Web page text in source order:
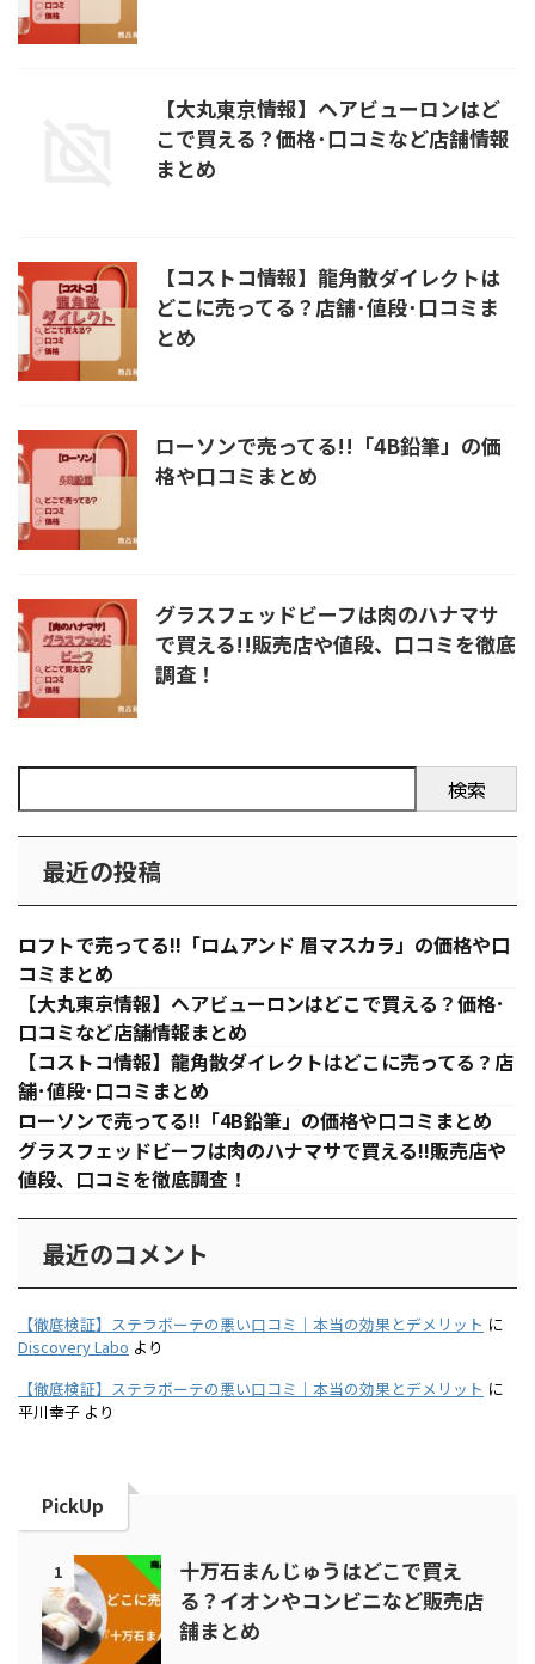
【大丸東京情報】ヘアビューロンはど
こで買える？価格･口コミなど店舗情報
まとめ
【コストコ情報】龍角散ダイレクトは
どこに売ってる？店舗･値段･口コミま
とめ
ローソンで売ってる!!「4B鉛筆」の価
格や口コミまとめ
グラスフェッドビーフは肉のハナマサ
で買える!!販売店や値段、口コミを徹底
調査！
検索
最近の投稿
ロフトで売ってる!!「ロムアンド 眉マスカラ」の価格や口
コミまとめ
【大丸東京情報】ヘアビューロンはどこで買える？価格･
口コミなど店舗情報まとめ
【コストコ情報】龍角散ダイレクトはどこに売ってる？店
舗･値段･口コミまとめ
ローソンで売ってる!!「4B鉛筆」の価格や口コミまとめ
グラスフェッドビーフは肉のハナマサで買える!!販売店や
値段、口コミを徹底調査！
最近のコメント
【徹底検証】ステラボーテの悪い口コミ｜本当の効果とデメリット に
Discovery Labo より
【徹底検証】ステラボーテの悪い口コミ｜本当の効果とデメリット に
平川幸子 より
PickUp
1
十万石まんじゅうはどこで買え
る？イオンやコンビニなど販売店
舗まとめ